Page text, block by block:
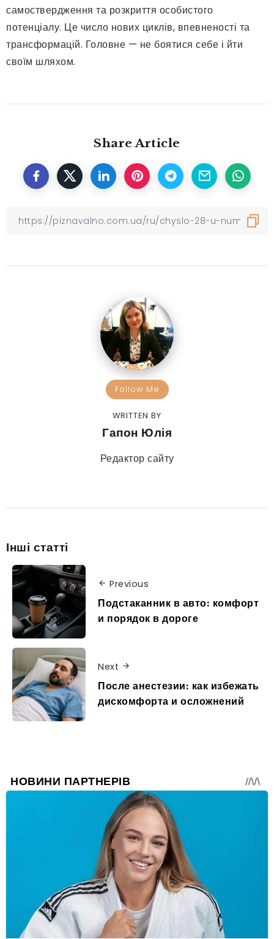
самоствердження та розкриття особистого
потенціалу. Це число нових циклів, впевненості та
трансформацій. Головне — не боятися себе і йти
своїм шляхом.
Share Article
Follow Me
WRITTEN BY
Гапон Юлія
Редактор сайту
Інші статті
Previous
Подстаканник в авто: комфорт
и порядок в дороге
Next
После анестезии: как избежать
дискомфорта и осложнений